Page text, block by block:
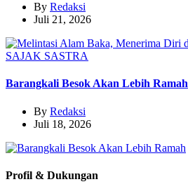
By Redaksi
Juli 21, 2026
SAJAK SASTRA
Barangkali Besok Akan Lebih Ramah
By Redaksi
Juli 18, 2026
Profil & Dukungan